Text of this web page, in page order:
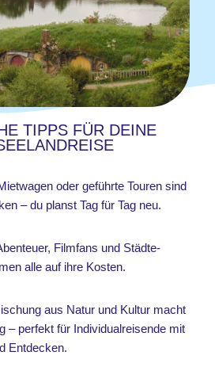
TIPPS FÜR DEINE
oder geführte Touren sind
– du planst Tag für Tag neu.
Filmfans und Städte-
alle auf ihre Kosten.
aus Natur und Kultur macht
– perfekt für Individualreisende mit
Entdecken.